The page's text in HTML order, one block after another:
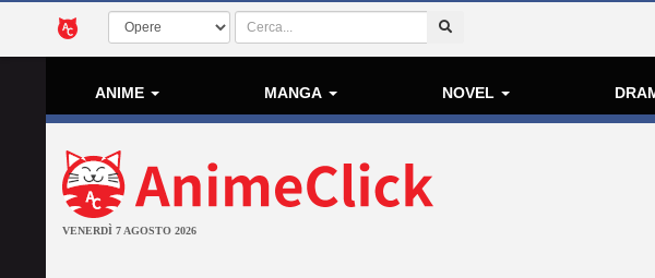
ANIME MANGA NOVEL
VENERDÌ 7 AGOSTO 2026